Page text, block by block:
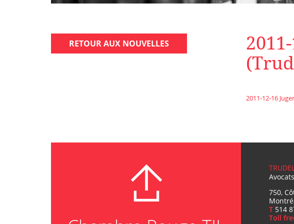
RETOUR AUX NOUVELLES
2011-12-16
750,
T 514
Toll